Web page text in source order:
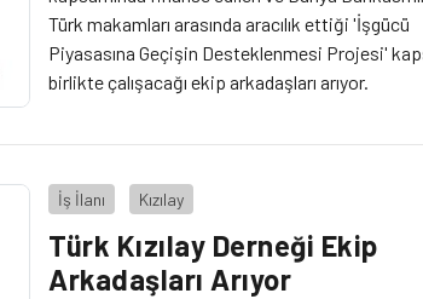
Türk makamları arasında aracılık ettiği 'İşgücü
Piyasasına Geçişin Desteklenmesi Projesi'
birlikte çalışacağı ekip arkadaşları arıyor.
İş İlanı Kızılay
Türk Kızılay Derneği Ekip
Arkadaşları Arıyor